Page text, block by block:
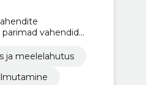
vahendid
ja meelelahutus